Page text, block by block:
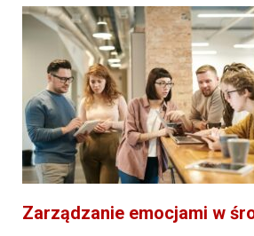
Zarządzanie emocjami w